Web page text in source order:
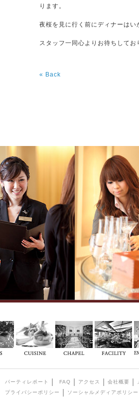
ります。
夜桜を見に行く前にディナーはい
スタッフ一同心よりお待ちしてお
« Back
パーティレポート FAQ アクセス 会社概要
プライバシーポリシー
ソーシャルメディアポリシー